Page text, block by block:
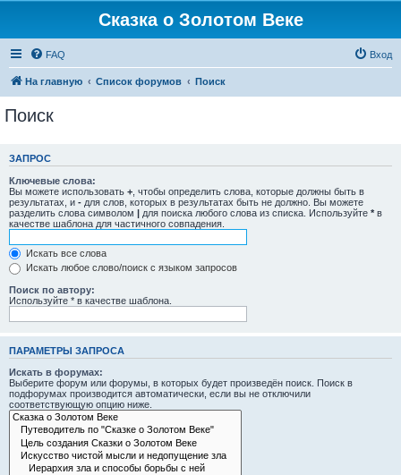
Сказка о Золотом Веке
FAQ Вход
На главную Список форумов Поиск
Поиск
ЗАПРОС
Ключевые слова:
Вы можете использовать + , чтобы определить слова, которые должны быть в
результатах, и - для слов, которых в результатах быть не должно. Вы можете
разделить слова символом | для поиска любого слова из списка. Используйте * в
качестве шаблона для частичного совпадения.
Искать все слова
Искать любое слово/поиск с языком запросов
Поиск по автору:
Используйте * в качестве шаблона.
ПАРАМЕТРЫ ЗАПРОСА
Искать в форумах:
Выберите форум или форумы, в которых будет произведён поиск. Поиск в
подфорумах производится автоматически, если вы не отключили
соответствующую опцию ниже.